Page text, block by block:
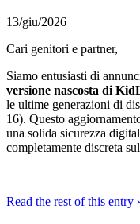
13/giu/2026
Cari genitori e partner,
Siamo entusiasti di
versione nascosta di
le ultime generazioni di
16). Questo
una solida sicurezza
completamente discreta
Read the rest of this entry